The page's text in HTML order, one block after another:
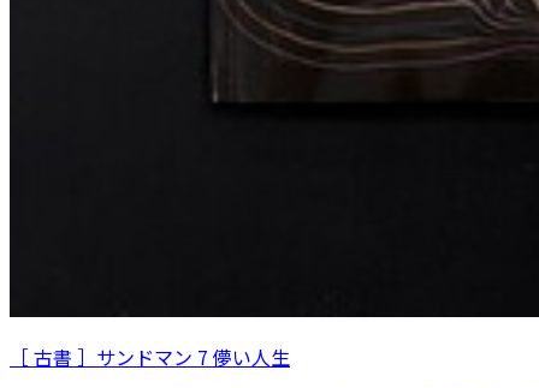
［ 古書 ］サンドマン 7 儚い人生